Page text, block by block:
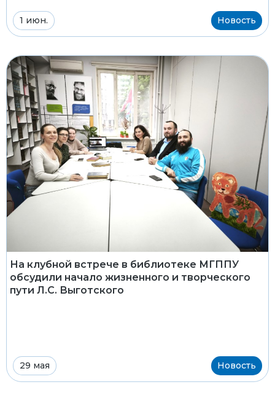
1 июн. Новость
На клубной встрече в библиотеке МГППУ
обсудили начало жизненного и творческого
пути Л.С. Выготского
29 мая Новость